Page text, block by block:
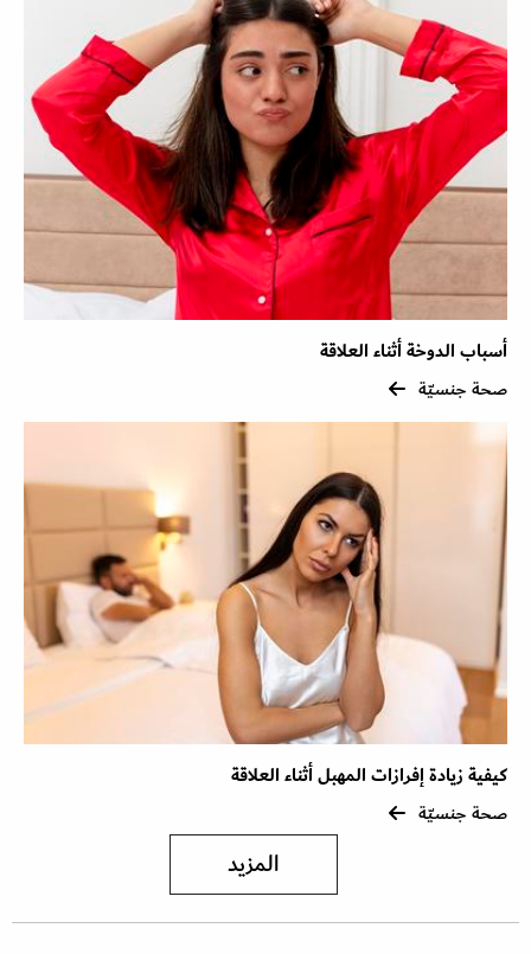
أسباب الدوخة أثناء العلاقة
صحة جنسيّة
كيفية زيادة إفرازات المهبل أثناء العلاقة
صحة جنسيّة
المزيد